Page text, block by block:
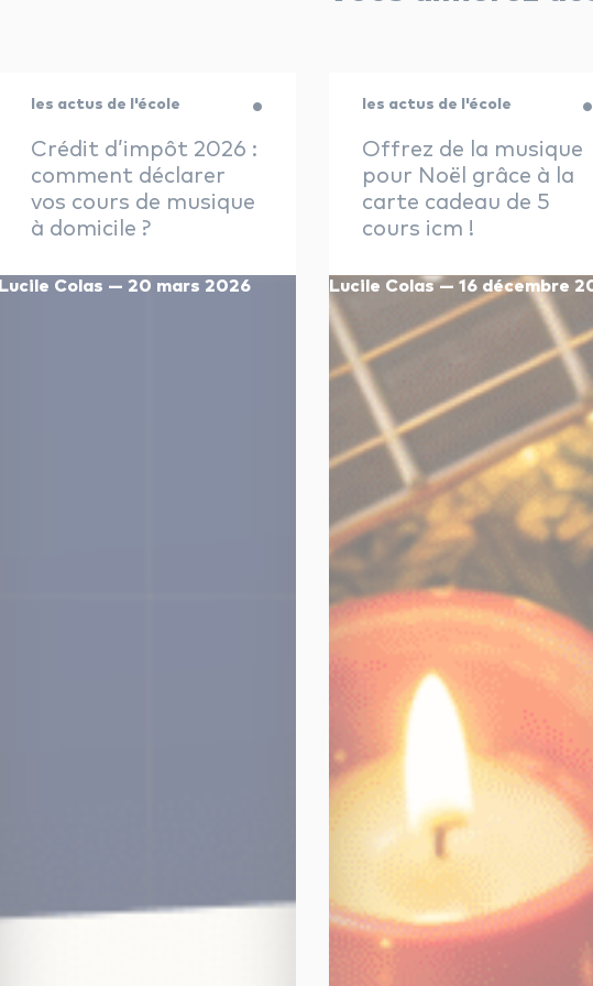
les actus de l'école
Crédit d’impôt 2026 :
comment déclarer
vos cours de musique
à domicile ?
Lucile Colas — 20 mars 2026
les actus de l'école
Offrez de la musique
pour Noël grâce à la
carte cadeau de 5
cours icm !
Lucile Colas — 16 décembre